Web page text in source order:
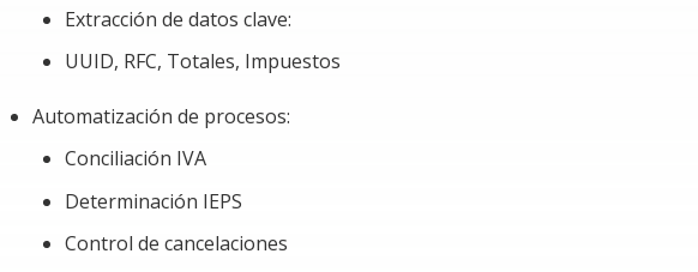
Extracción de datos clave:
UUID, RFC, Totales, Impuestos
Automatización de procesos:
Conciliación IVA
Determinación IEPS
Control de cancelaciones